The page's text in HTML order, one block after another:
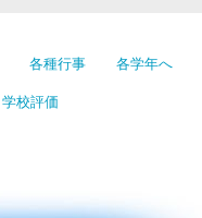
各種行事 各学年へ
学校評価